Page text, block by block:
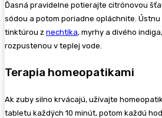
Ďasná pravidelne potierajte citrónovou
sódou a potom poriadne opláchnite.
tinktúrou z nechtíka, myrhy a divého
rozpustenou v teplej vode.
Terapia homeopatikami
Ak zuby silno krvácajú, užívajte
tabletu každých 10 minút, potom každú